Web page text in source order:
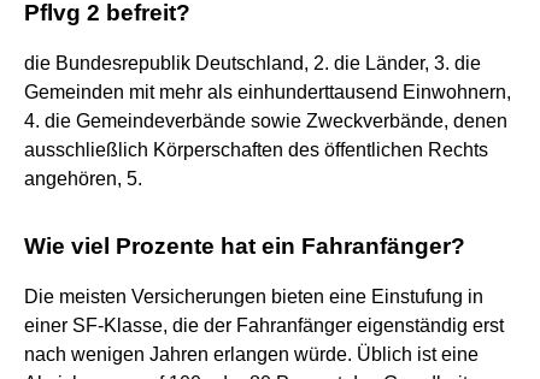
Pflvg 2 befreit?
die Bundesrepublik Deutschland, 2. die Länder, 3. die
Gemeinden mit mehr als einhunderttausend Einwohnern,
4. die Gemeindeverbände sowie Zweckverbände, denen
ausschließlich Körperschaften des öffentlichen Rechts
angehören, 5.
Wie viel Prozente hat ein Fahranfänger?
Die meisten Versicherungen bieten eine Einstufung in
einer SF-Klasse, die der Fahranfänger eigenständig erst
nach wenigen Jahren erlangen würde. Üblich ist eine